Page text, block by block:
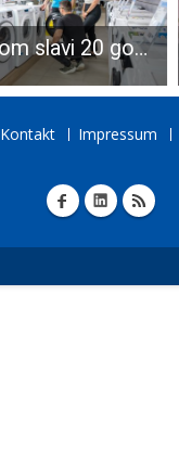
Vacom slavi 20 godina: Počeli rođendanski popusti do 50 % i nagradna igra s više od 50 vrijednih nagrada!
Kontakt Impressum